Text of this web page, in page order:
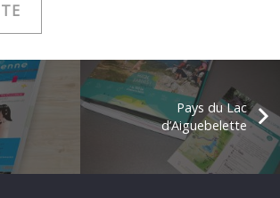
Pays du Lac
d’Aiguebelette